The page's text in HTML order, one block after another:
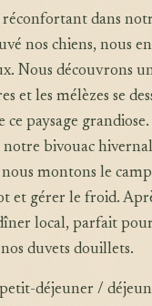
dans
nos chiens, nous
Nous découvrons
et les mélèzes se
paysage grandiose.
notre bivouac
montons le
et gérer le froid.
local, parfait
duvets douillets.
déjeuner /